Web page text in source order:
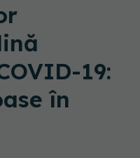
19:
în